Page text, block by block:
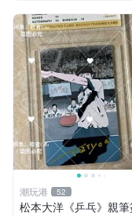
潮玩港 52
松本大洋《乒乓》親